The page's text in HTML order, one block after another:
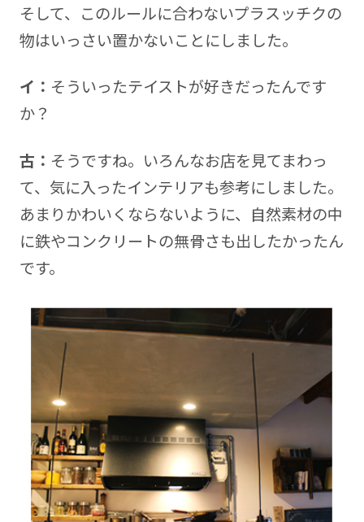
そして、このルールに合わないプラスッチクの
物はいっさい置かないことにしました。
イ： そういったテイストが好きだったんです
か？
古： そうですね。いろんなお店を見てまわっ
て、気に入ったインテリアも参考にしました。
あまりかわいくならないように、自然素材の中
に鉄やコンクリートの無骨さも出したかったん
です。